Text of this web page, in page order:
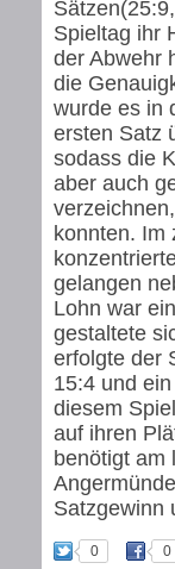
Spieltag ihr
der Abwehr
die
wurde es in
ersten Satz
sodass die
aber auch
konnten. Im
gelangen
Lohn war
gestaltete
erfolgte der
15:4 und
diesem
auf ihren
benötigt am
Satzgewinn
0 0